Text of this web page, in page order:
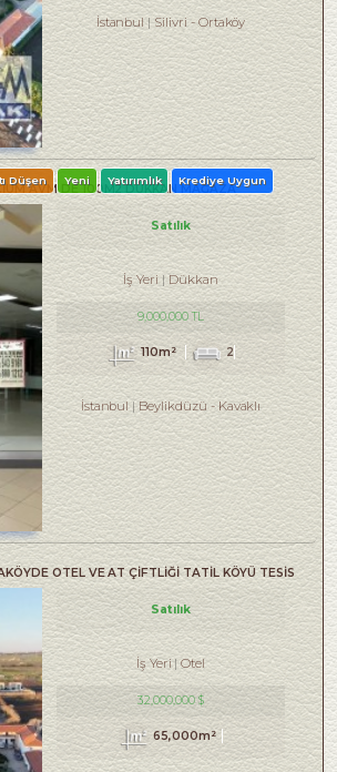
İstanbul Silivri - Ortaköy
AVM DE 100M2 DÜKKAN MAĞAZA
Düşen Yeni Yatırımlık Krediye Uygun
Satılık
İş Yeri Dükkan
9,000,000 TL
110m² 2
İstanbul Beylikdüzü-Kavaklı
OTEL VE AT ÇİFTLİĞİ TATİL KÖYÜ TESİS
Satılık
İş Yeri Otel
32,000,000 $
65,000m²